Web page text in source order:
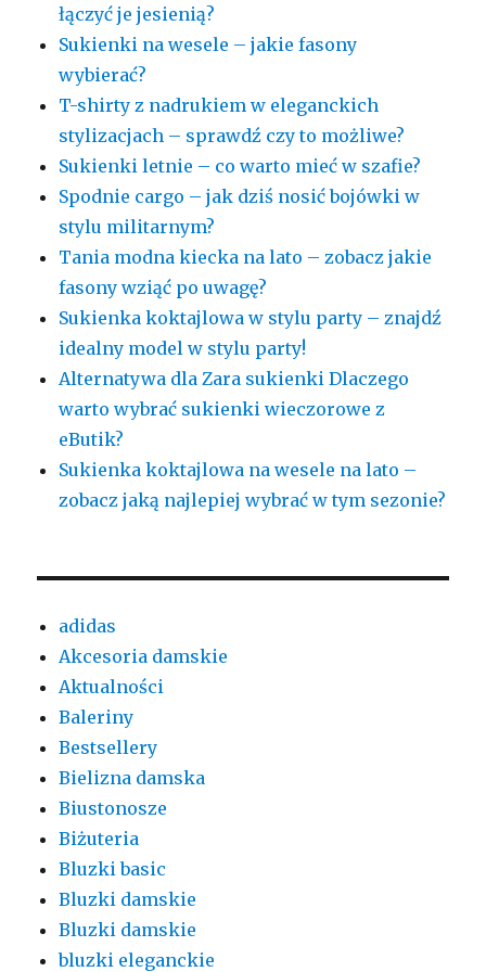
łączyć je jesienią?
Sukienki na wesele – jakie fasony
wybierać?
T-shirty z nadrukiem w eleganckich
stylizacjach – sprawdź czy to możliwe?
Sukienki letnie – co warto mieć w szafie?
Spodnie cargo – jak dziś nosić bojówki w
stylu militarnym?
Tania modna kiecka na lato – zobacz jakie
fasony wziąć po uwagę?
Sukienka koktajlowa w stylu party – znajdź
idealny model w stylu party!
Alternatywa dla Zara sukienki Dlaczego
warto wybrać sukienki wieczorowe z
eButik?
Sukienka koktajlowa na wesele na lato –
zobacz jaką najlepiej wybrać w tym sezonie?
adidas
Akcesoria damskie
Aktualności
Baleriny
Bestsellery
Bielizna damska
Biustonosze
Biżuteria
Bluzki basic
Bluzki damskie
Bluzki damskie
bluzki eleganckie